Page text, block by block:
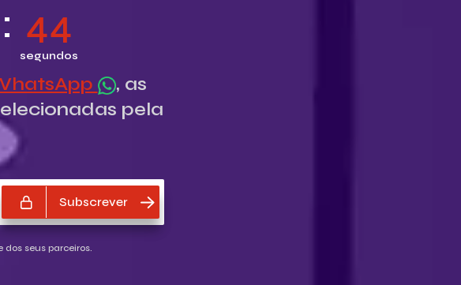
43
segundos
, as
pela
Subscrever
seus parceiros.